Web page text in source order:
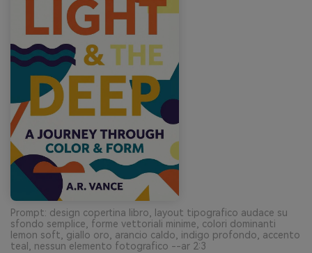
Prompt: design copertina libro, layout tipografico audace su
sfondo semplice, forme vettoriali minime, colori dominanti
lemon soft, giallo oro, arancio caldo, indigo profondo, accento
teal, nessun elemento fotografico --ar 2:3